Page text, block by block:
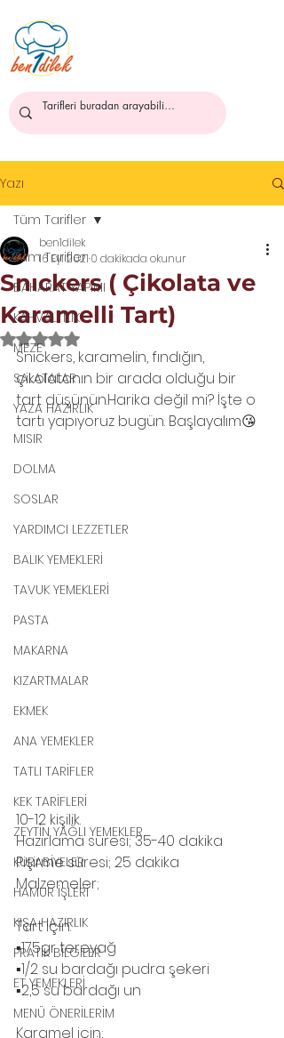
Yazı
Tüm Tarifler
BAHARAT YAPIMI
KAHVALTILIK
MEZE
SALATALAR
YAZA HAZIRLIK
MISIR
DOLMA
SOSLAR
YARDIMCI LEZZETLER
BALIK YEMEKLERİ
TAVUK YEMEKLERİ
PASTA
MAKARNA
KIZARTMALAR
EKMEK
ANA YEMEKLER
TATLI TARİFLER
KEK TARİFLERİ
ZEYTİN YAĞLI YEMEKLER
KURABİYELER
HAMUR İŞLERİ
KIŞA HAZIRLIK
PRATİK BİLGİLER
ET YEMEKLERİ
MENÜ ÖNERİLERİM
Tüm Tarifler
Snıckers ( Çikolata ve
Karamelli Tart)
ben1dilek
16 Eyl 2021 0 dakikada okunur
5 üzerinden NaN yıldız
Snıckers, karamelin, fındığın,
çikolatanın bir arada olduğu bir
tart düşünün.Harika değil mi? İşte o
tartı yapıyoruz bugün. Başlayalım😘
10-12 kişilik.
Hazırlama süresi; 35-40 dakika
Pişirme süresi; 25 dakika
Malzemeler;
Tart için:
▪️175gr tereyağ
▪️1/2 su bardağı pudra şekeri
▪️2,5 su bardağı un
Karamel için;